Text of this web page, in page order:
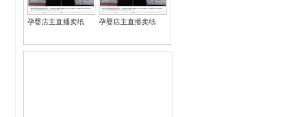
孕婴店主直播卖纸 孕婴店主直播卖纸